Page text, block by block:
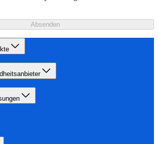
Absenden